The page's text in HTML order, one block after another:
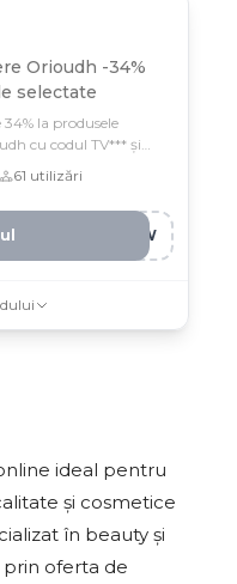
Orioudh -34%
selectate
la produsele
cu codul TV*** și
12 februarie
61 utilizări
MLW
ideal pentru
și cosmetice
în beauty și
prin oferta de